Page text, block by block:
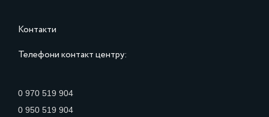
Контакти
Телефони контакт центру:
0 970 519 904
0 950 519 904